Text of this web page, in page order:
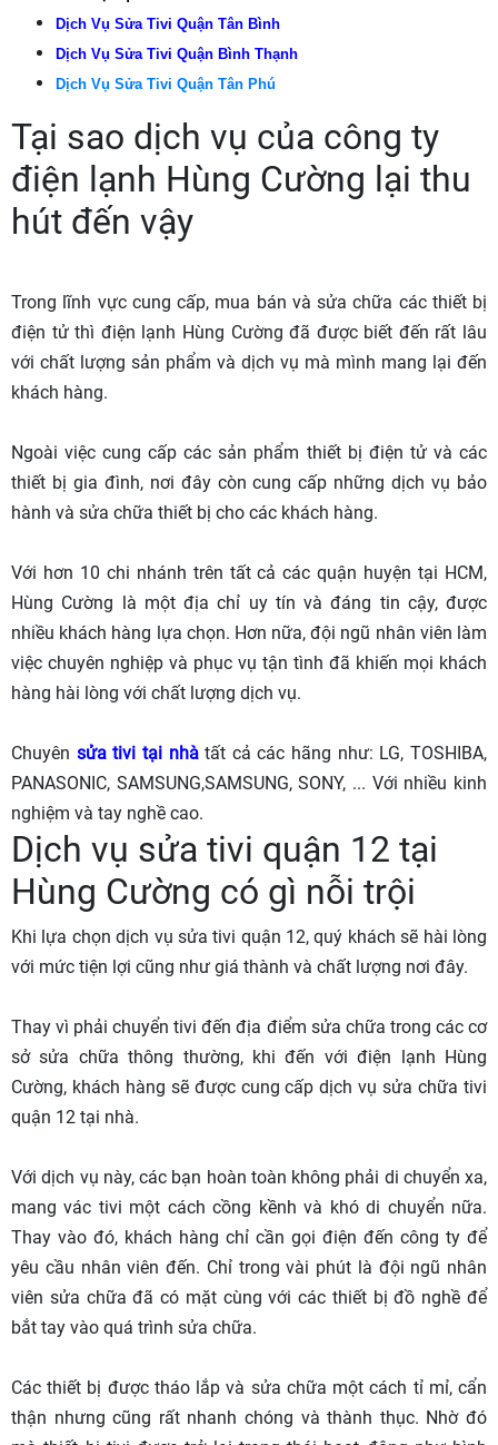
Dịch Vụ Sửa Tivi Quận Tân Bình
Dịch Vụ Sửa Tivi Quận Bình Thạnh
Dịch Vụ Sửa Tivi Quận Tân Phú
Tại sao dịch vụ của công ty
điện lạnh Hùng Cường lại thu
hút đến vậy
Trong lĩnh vực cung cấp, mua bán và sửa chữa các thiết bị
điện tử thì điện lạnh Hùng Cường đã được biết đến rất lâu
với chất lượng sản phẩm và dịch vụ mà mình mang lại đến
khách hàng.
Ngoài việc cung cấp các sản phẩm thiết bị điện tử và các
thiết bị gia đình, nơi đây còn cung cấp những dịch vụ bảo
hành và sửa chữa thiết bị cho các khách hàng.
Với hơn 10 chi nhánh trên tất cả các quận huyện tại HCM,
Hùng Cường là một địa chỉ uy tín và đáng tin cậy, được
nhiều khách hàng lựa chọn. Hơn nữa, đội ngũ nhân viên làm
việc chuyên nghiệp và phục vụ tận tình đã khiến mọi khách
hàng hài lòng với chất lượng dịch vụ.
Chuyên sửa tivi tại nhàtất cả các hãng như: LG, TOSHIBA,
PANASONIC, SAMSUNG,SAMSUNG, SONY, ... Với nhiều kinh
nghiệm và tay nghề cao.
Dịch vụ sửa tivi quận 12 tại
Hùng Cường có gì nỗi trội
Khi lựa chọn dịch vụ sửa tivi quận 12, quý khách sẽ hài lòng
với mức tiện lợi cũng như giá thành và chất lượng nơi đây.
Thay vì phải chuyển tivi đến địa điểm sửa chữa trong các cơ
sở sửa chữa thông thường, khi đến với điện lạnh Hùng
Cường, khách hàng sẽ được cung cấp dịch vụ sửa chữa tivi
quận 12 tại nhà.
Với dịch vụ này, các bạn hoàn toàn không phải di chuyển xa,
mang vác tivi một cách cồng kềnh và khó di chuyển nữa.
Thay vào đó, khách hàng chỉ cần gọi điện đến công ty để
yêu cầu nhân viên đến. Chỉ trong vài phút là đội ngũ nhân
viên sửa chữa đã có mặt cùng với các thiết bị đồ nghề để
bắt tay vào quá trình sửa chữa.
Các thiết bị được tháo lắp và sửa chữa một cách tỉ mỉ, cẩn
thận nhưng cũng rất nhanh chóng và thành thục. Nhờ đó